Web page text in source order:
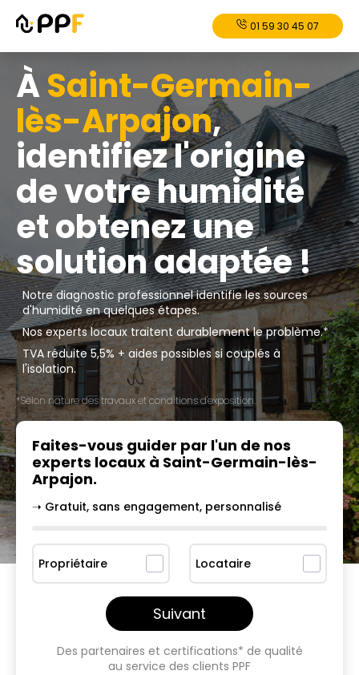
01 59 30 45 07
ÀSaint-Germain-
lès-Arpajon,
identifiez l'origine
de votre humidité
et obtenez une
solution adaptée !
Notre diagnostic professionnel identifie les sources
d'humidité en quelques étapes.
Nos experts locaux traitent durablement le problème.*
TVA réduite 5,5% + aides possibles si couplés à
l'isolation.
*Selon nature des travaux et conditions d'exposition.
Faites-vous guider par l'un de nos
experts locaux à Saint-Germain-lès-
Arpajon.
➝ Gratuit, sans engagement, personnalisé
Propriétaire Locataire
Suivant
Des partenaires et certifications* de qualité
au service des clients PPF